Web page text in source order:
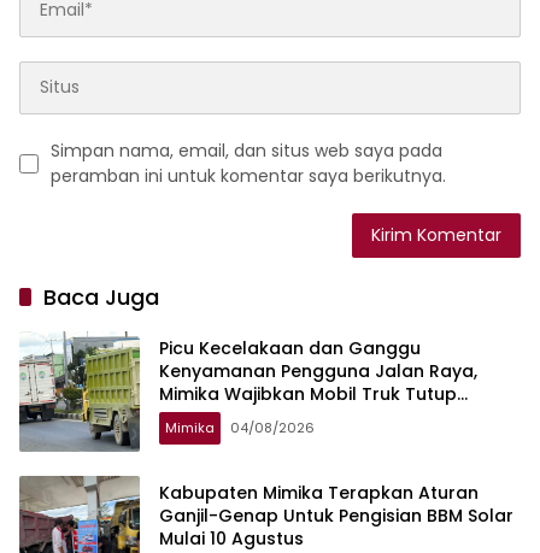
Simpan nama, email, dan situs web saya pada
peramban ini untuk komentar saya berikutnya.
Baca Juga
Picu Kecelakaan dan Ganggu
Kenyamanan Pengguna Jalan Raya,
Mimika Wajibkan Mobil Truk Tutup
Muatan Pakai Terpal
Mimika 04/08/2026
Kabupaten Mimika Terapkan Aturan
Ganjil-Genap Untuk Pengisian BBM Solar
Mulai 10 Agustus